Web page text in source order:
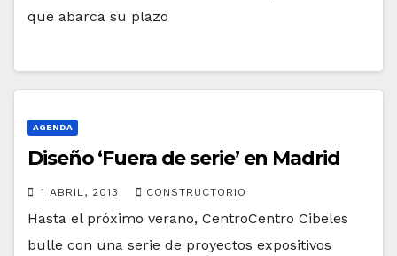
que abarca su plazo
AGENDA
Diseño ‘Fuera de serie’ en Madrid
1 ABRIL, 2013 CONSTRUCTORIO
Hasta el próximo verano, CentroCentro Cibeles
bulle con una serie de proyectos expositivos